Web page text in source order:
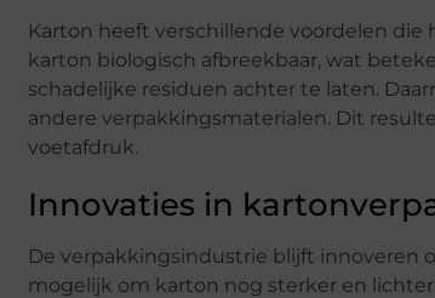
Karton heeft verschillende voordelen
karton biologisch afbreekbaar, wat
schadelijke residuen achter te laten.
andere verpakkingsmaterialen. Dit
voetafdruk.
Innovaties in
De verpakkingsindustrie blijft innoveren
mogelijk om karton nog sterker en